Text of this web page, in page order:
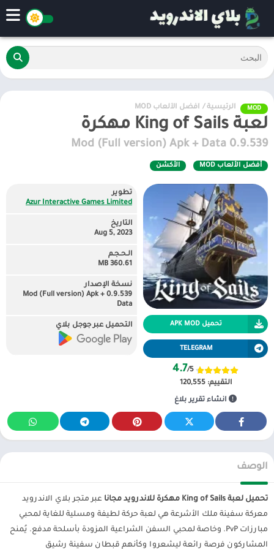
MOD الرئيسية / أفضل الألعاب MOD
لعبة King of Sails مهكرة
0.9.539 Mod (Full version) Apk + Data
أفضل الألعاب MOD الأكشن
تحميل APK MOD
TELEGRAM
4.7/5
التقييم:120,555
انشاء تقرير بلاغ
تطوير
Azur Interactive Games Limited
التاريخ
Aug 5, 2023
الـحـجـم
360.61 MB
نسخة الإصدار
0.9.539 Mod (Full version) Apk +
Data
التحميل عبر جوجل بلاي
الوصف
تحميل لعبة King of Sails مهكرة للاندرويد مجانا
عبر متجر بلاي الاندرويد
معركة سفينة ملك الأشرعة هي لعبة حركة لطيفة ومسلية للغاية لمحبي
مبارزات PvP. وخاصة لمحبي السفن الشراعية المزودة بأسلحة مدفع. يُمنح
المشاركون فرصة رائعة ليشعروا وكأنهم قبطان سفينة رشيق